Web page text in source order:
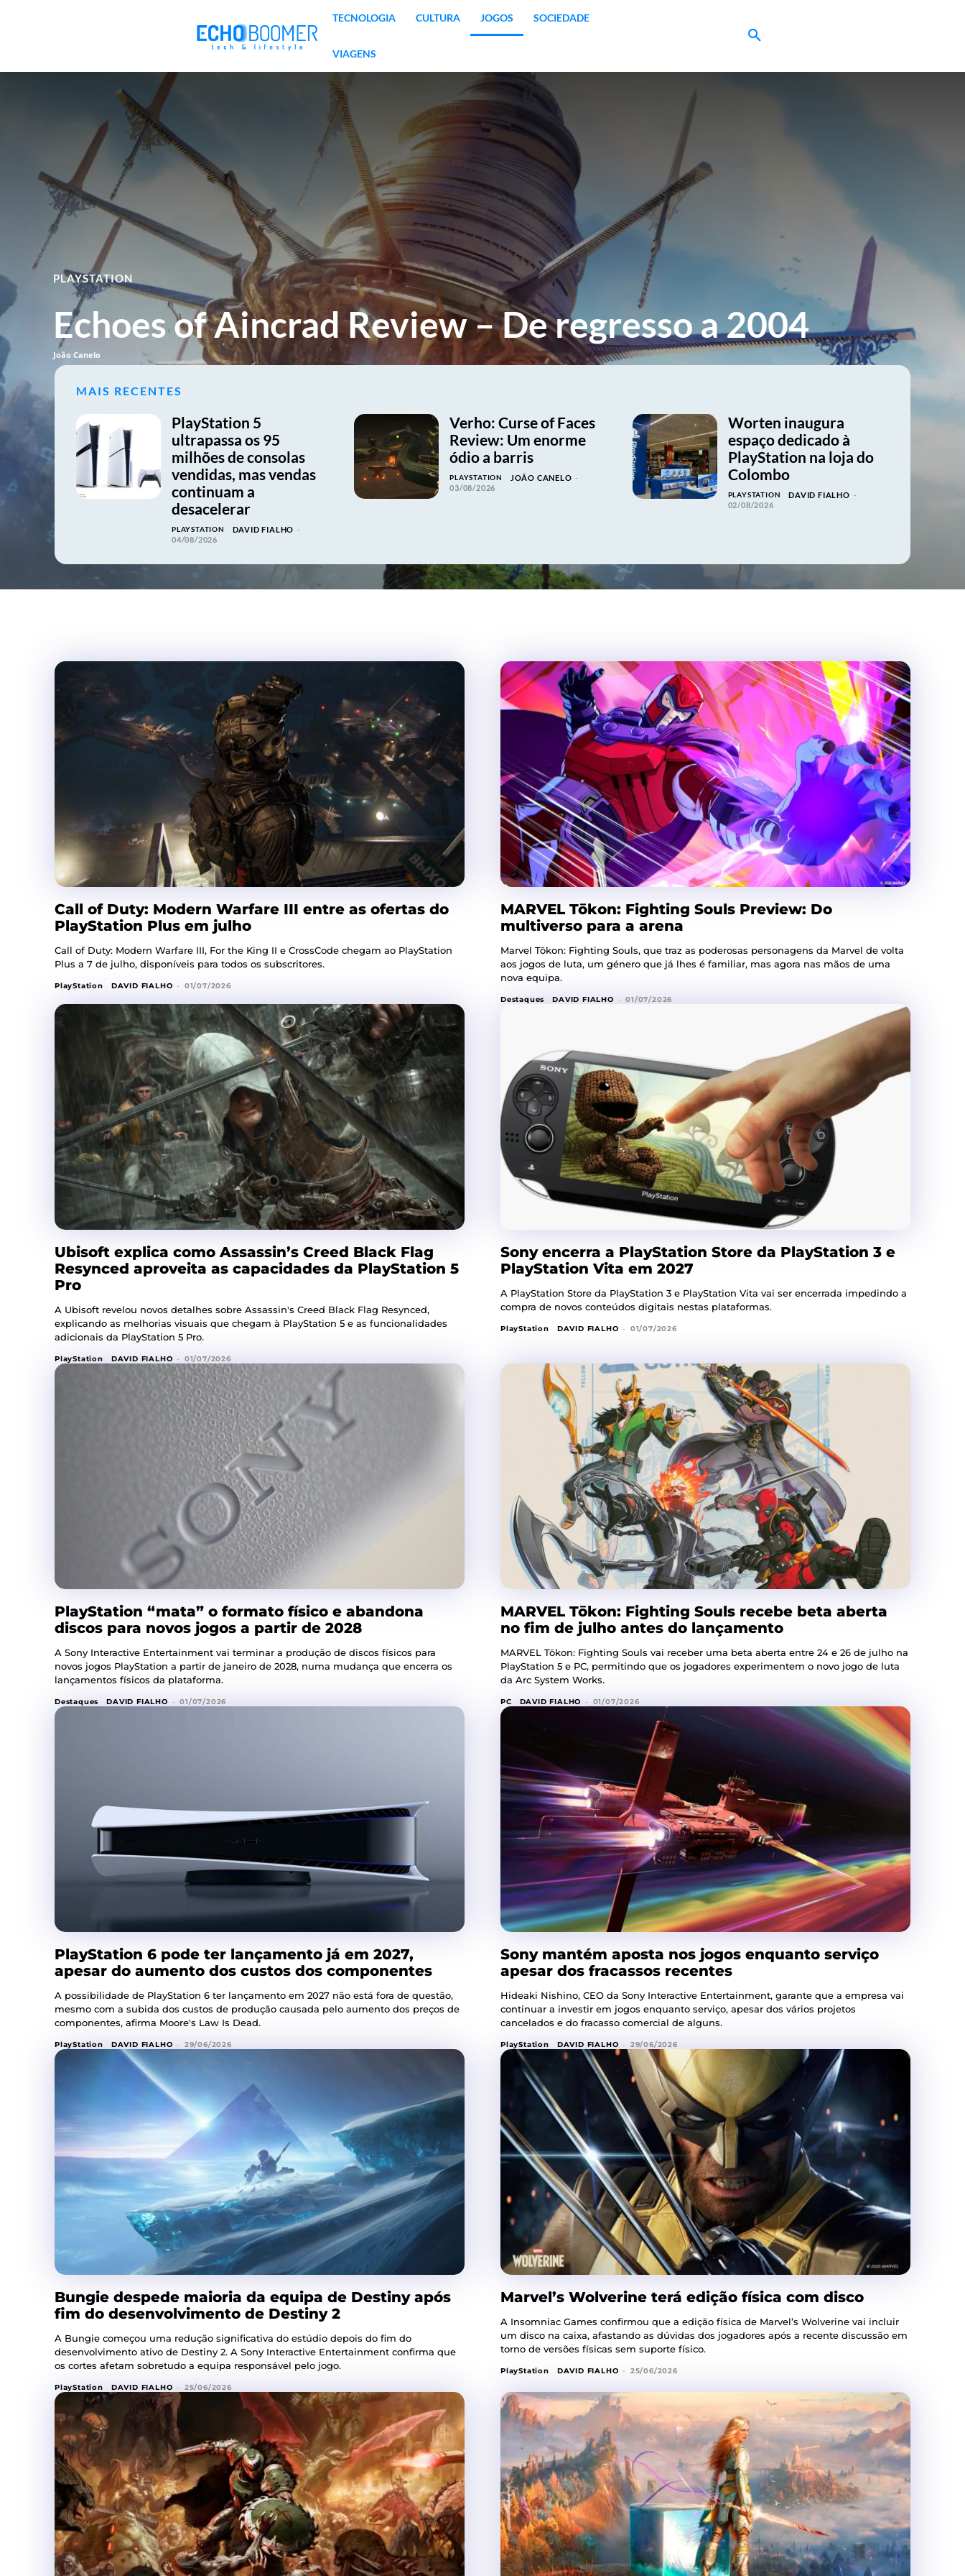
TECNOLOGIA CULTURA JOGOS SOCIEDADE
VIAGENS
PLAYSTATION
Echoes of Aincrad Review – De regresso a 2004
João Canelo
MAIS RECENTES
PlayStation 5
ultrapassa os 95
milhões de consolas
vendidas, mas vendas
continuam a
desacelerar
PLAYSTATION DAVID FIALHO -
04/08/2026
Verho: Curse of Faces
Review: Um enorme
ódio a barris
PLAYSTATION JOÃO CANELO -
03/08/2026
Worten inaugura
espaço dedicado à
PlayStation na loja do
Colombo
PLAYSTATION DAVID FIALHO -
02/08/2026
Call of Duty: Modern Warfare III entre as ofertas do
PlayStation Plus em julho
Call of Duty: Modern Warfare III, For the King II e CrossCode chegam ao PlayStation
Plus a 7 de julho, disponíveis para todos os subscritores.
PlayStation DAVID FIALHO - 01/07/2026
MARVEL Tōkon: Fighting Souls Preview: Do
multiverso para a arena
Marvel Tōkon: Fighting Souls, que traz as poderosas personagens da Marvel de volta
aos jogos de luta, um género que já lhes é familiar, mas agora nas mãos de uma
nova equipa.
Destaques DAVID FIALHO - 01/07/2026
Ubisoft explica como Assassin’s Creed Black Flag
Resynced aproveita as capacidades da PlayStation 5
Pro
A Ubisoft revelou novos detalhes sobre Assassin's Creed Black Flag Resynced,
explicando as melhorias visuais que chegam à PlayStation 5 e as funcionalidades
adicionais da PlayStation 5 Pro.
PlayStation DAVID FIALHO - 01/07/2026
Sony encerra a PlayStation Store da PlayStation 3 e
PlayStation Vita em 2027
A PlayStation Store da PlayStation 3 e PlayStation Vita vai ser encerrada impedindo a
compra de novos conteúdos digitais nestas plataformas.
PlayStation DAVID FIALHO - 01/07/2026
PlayStation “mata” o formato físico e abandona
discos para novos jogos a partir de 2028
A Sony Interactive Entertainment vai terminar a produção de discos físicos para
novos jogos PlayStation a partir de janeiro de 2028, numa mudança que encerra os
lançamentos físicos da plataforma.
Destaques DAVID FIALHO - 01/07/2026
MARVEL Tōkon: Fighting Souls recebe beta aberta
no fim de julho antes do lançamento
MARVEL Tōkon: Fighting Souls vai receber uma beta aberta entre 24 e 26 de julho na
PlayStation 5 e PC, permitindo que os jogadores experimentem o novo jogo de luta
da Arc System Works.
PC DAVID FIALHO - 01/07/2026
PlayStation 6 pode ter lançamento já em 2027,
apesar do aumento dos custos dos componentes
A possibilidade de PlayStation 6 ter lançamento em 2027 não está fora de questão,
mesmo com a subida dos custos de produção causada pelo aumento dos preços de
componentes, afirma Moore's Law Is Dead.
PlayStation DAVID FIALHO - 29/06/2026
Sony mantém aposta nos jogos enquanto serviço
apesar dos fracassos recentes
Hideaki Nishino, CEO da Sony Interactive Entertainment, garante que a empresa vai
continuar a investir em jogos enquanto serviço, apesar dos vários projetos
cancelados e do fracasso comercial de alguns.
PlayStation DAVID FIALHO - 29/06/2026
Bungie despede maioria da equipa de Destiny após
fim do desenvolvimento de Destiny 2
A Bungie começou uma redução significativa do estúdio depois do fim do
desenvolvimento ativo de Destiny 2. A Sony Interactive Entertainment confirma que
os cortes afetam sobretudo a equipa responsável pelo jogo.
PlayStation DAVID FIALHO - 25/06/2026
Marvel’s Wolverine terá edição física com disco
A Insomniac Games confirmou que a edição física de Marvel’s Wolverine vai incluir
um disco na caixa, afastando as dúvidas dos jogadores após a recente discussão em
torno de versões físicas sem suporte físico.
PlayStation DAVID FIALHO - 25/06/2026